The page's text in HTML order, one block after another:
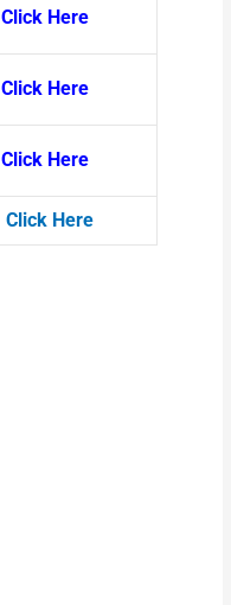
Click Here
Click Here
Click Here
Click Here